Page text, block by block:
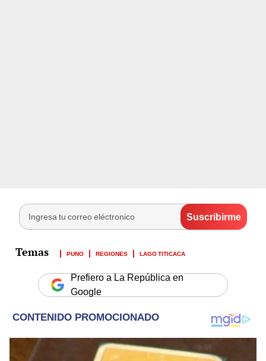
PUNO REGIONES LAGO TITICACA
Prefiero a La República en
Google